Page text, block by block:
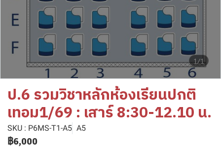
1/1
ป.6 รวมวิชาหลักห้องเรียนปกติ
เทอม1/69 : เสาร์ 8:30-12.10 น.
SKU : P6MS-T1-A5 A5
฿6,000